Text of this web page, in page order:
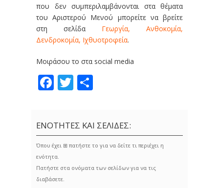
που δεν συμπεριλαμβάνονται στα θέματα
του Αριστερού Μενού μπορείτε να βρείτε
στη σελίδα Γεωργία, Ανθοκομία,
Δενδροκομία, Ιχθυοτροφεία.
Μοιράσου το στα social media
Facebook
Twitter
ΕΝΟΤΗΤΕΣ ΚΑΙ ΣΕΛΙΔΕΣ:
Όπου έχει ⊞ πατήστε το για να δείτε τι περιέχει η
ενότητα.
Πατήστε στα ονόματα των σελίδων για να τις
διαβάσετε.